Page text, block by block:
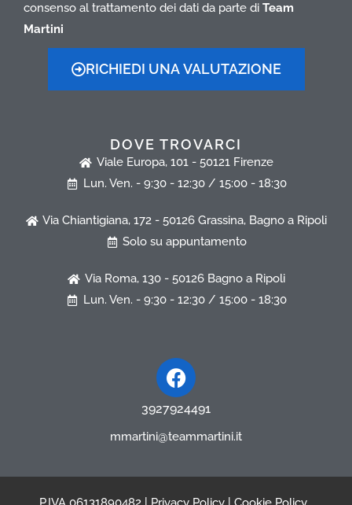
consenso al trattamento dei dati da parte di Team
Martini
RICHIEDI UNA VALUTAZIONE
DOVE TROVARCI
Viale Europa, 101 - 50121 Firenze
Lun. Ven. - 9:30 - 12:30 / 15:00 - 18:30
Via Chiantigiana, 172 - 50126 Grassina, Bagno a Ripoli
Solo su appuntamento
Via Roma, 130 - 50126 Bagno a Ripoli
Lun. Ven. - 9:30 - 12:30 / 15:00 - 18:30
Facebook
3927924491
mmartini@teammartini.it